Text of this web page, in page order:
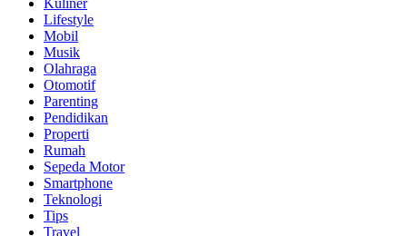
Lifestyle
Mobil
Musik
Olahraga
Otomotif
Parenting
Pendidikan
Properti
Rumah
Sepeda Motor
Smartphone
Teknologi
Tips
Travel